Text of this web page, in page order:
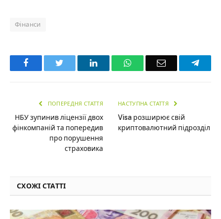
Фінанси
Facebook LinkedInWhatsAppEmail
ПОПЕРЕДНЯ СТАТТЯ
НБУ зупинив ліцензії двох
фінкомпаній та попередив
про порушення
страховика
НАСТУПНА СТАТТЯ
Visa розширює свій
криптовалютний підрозділ
СХОЖІ СТАТТІ